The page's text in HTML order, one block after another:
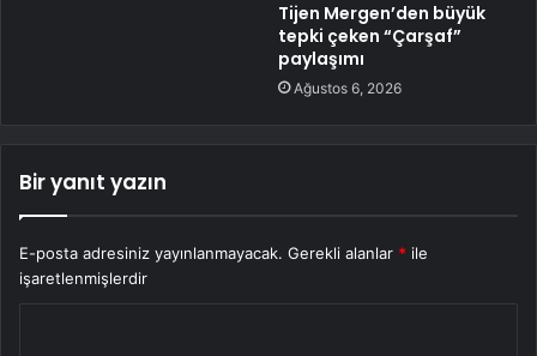
Tijen Mergen’den büyük
tepki çeken “Çarşaf”
paylaşımı
Ağustos 6, 2026
Bir yanıt yazın
E-posta adresiniz yayınlanmayacak. Gerekli alanlar * ile
işaretlenmişlerdir